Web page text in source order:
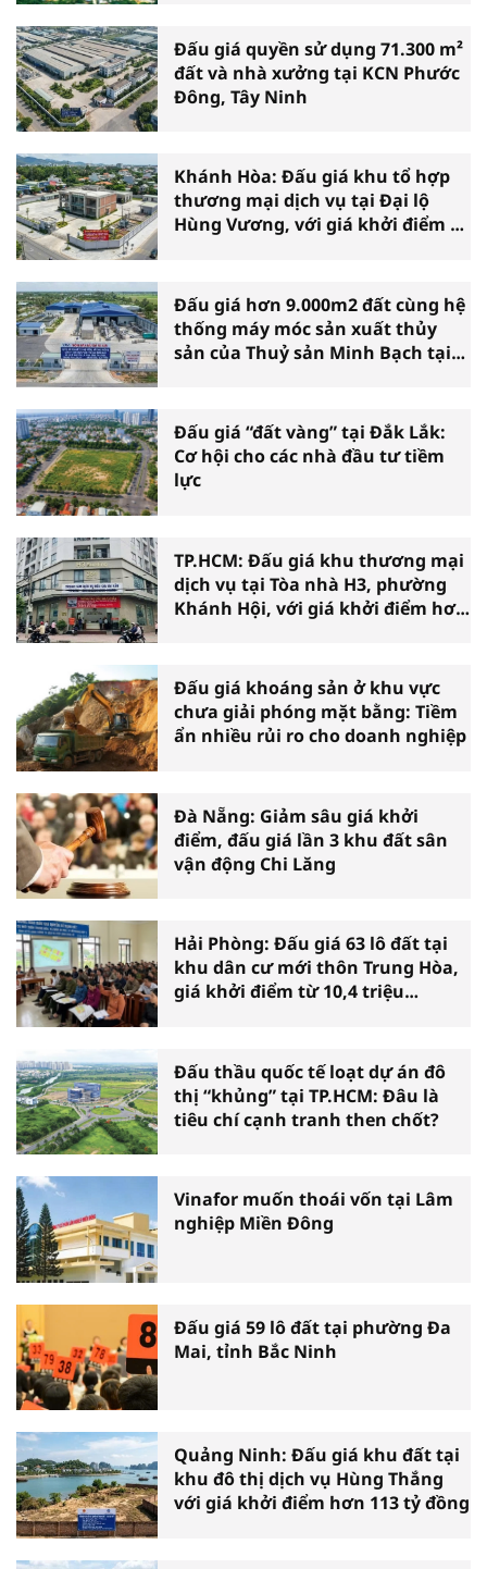
Đấu giá quyền sử dụng 71.300 m²
đất và nhà xưởng tại KCN Phước
Đông, Tây Ninh
Khánh Hòa: Đấu giá khu tổ hợp
thương mại dịch vụ tại Đại lộ
Hùng Vương, với giá khởi điểm 39
Đấu giá hơn 9.000m2 đất cùng hệ
thống máy móc sản xuất thủy
sản của Thuỷ sản Minh Bạch tại
Đấu giá “đất vàng” tại Đắk Lắk:
Cơ hội cho các nhà đầu tư tiềm
lực
TP.HCM: Đấu giá khu thương mại
dịch vụ tại Tòa nhà H3, phường
Khánh Hội, với giá khởi điểm hơn
Đấu giá khoáng sản ở khu vực
chưa giải phóng mặt bằng: Tiềm
ẩn nhiều rủi ro cho doanh nghiệp
Đà Nẵng: Giảm sâu giá khởi
điểm, đấu giá lần 3 khu đất sân
vận động Chi Lăng
Hải Phòng: Đấu giá 63 lô đất tại
khu dân cư mới thôn Trung Hòa,
giá khởi điểm từ 10,4 triệu
Đấu thầu quốc tế loạt dự án đô
thị “khủng” tại TP.HCM: Đâu là
tiêu chí cạnh tranh then chốt?
Vinafor muốn thoái vốn tại Lâm
nghiệp Miền Đông
Đấu giá 59 lô đất tại phường Đa
Mai, tỉnh Bắc Ninh
Quảng Ninh: Đấu giá khu đất tại
khu đô thị dịch vụ Hùng Thắng
với giá khởi điểm hơn 113 tỷ đồng